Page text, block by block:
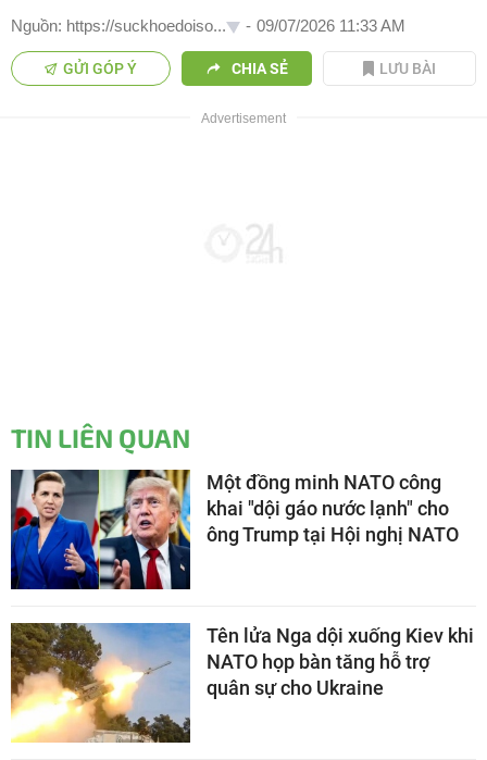
Nguồn: https://suckhoedoiso... - 09/07/2026 11:33 AM
GỬI GÓP Ý CHIA SẺ LƯU BÀI
TIN LIÊN QUAN
Một đồng minh NATO công
khai "dội gáo nước lạnh" cho
ông Trump tại Hội nghị NATO
Tên lửa Nga dội xuống Kiev khi
NATO họp bàn tăng hỗ trợ
quân sự cho Ukraine